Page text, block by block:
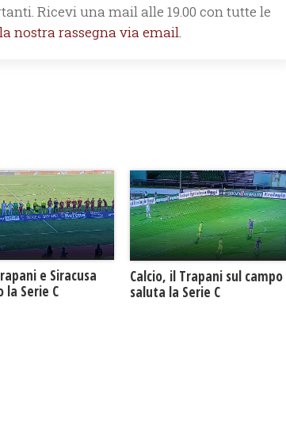
Ricevi una mail alle 19.00 con tutte le
nostra rassegna via email.
e Siracusa
la Serie C
Calcio, il Trapani sul campo
saluta la Serie C